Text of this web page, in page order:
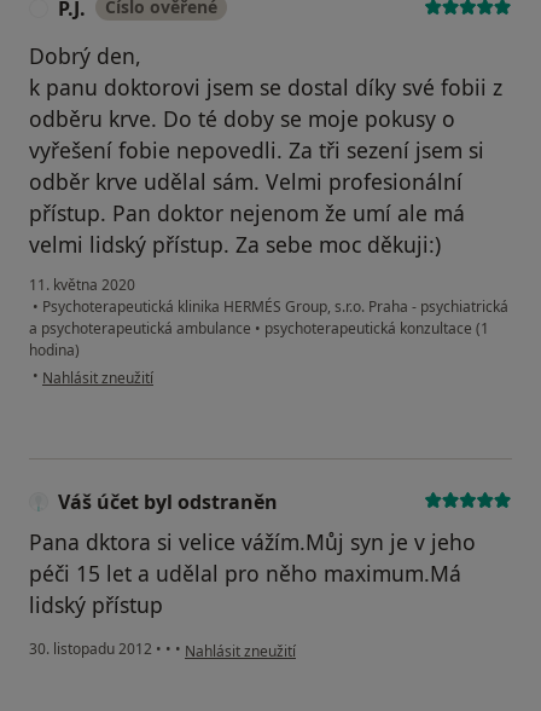
P.J. Číslo ověřené
Dobrý den,
k panu doktorovi jsem se dostal díky své fobii z
odběru krve. Do té doby se moje pokusy o
vyřešení fobie nepovedli. Za tři sezení jsem si
odběr krve udělal sám. Velmi profesionální
přístup. Pan doktor nejenom že umí ale má
velmi lidský přístup. Za sebe moc děkuji:)
11. května 2020
• Psychoterapeutická klinika HERMÉS Group, s.r.o. Praha - psychiatrická
a psychoterapeutická ambulance • psychoterapeutická konzultace (1
hodina)
• podle názoru uživatele P.J.
Nahlásit zneužití
Váš účet byl odstraněn
Pana dktora si velice vážím.Můj syn je v jeho
péči 15 let a udělal pro něho maximum.Má
lidský přístup
30. listopadu 2012 • • • podle názoru uživatele Váš účet byl odstraněn
Nahlásit zneužití